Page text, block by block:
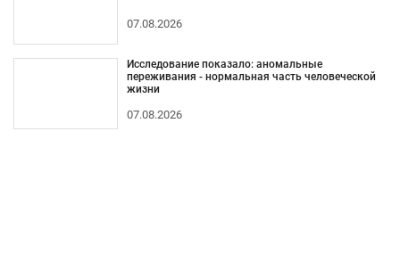
07.08.2026
Исследование показало: аномальные
переживания - нормальная часть человеческой
жизни
07.08.2026